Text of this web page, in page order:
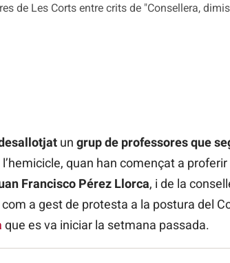
de Les Corts entre crits de "Consellera,
un grup de professores que
quan han començat a
Francisco Pérez Llorca, i de la
a gest de protesta a la postura del
que es va iniciar la setmana passada.